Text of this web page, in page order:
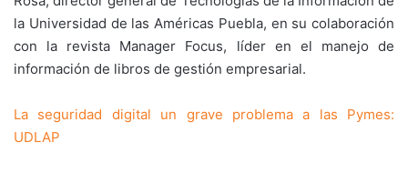
la Universidad de las Américas Puebla, en su colaboración
con la revista Manager Focus, líder en el manejo de
información de libros de gestión empresarial.
La seguridad digital un grave problema a las Pymes:
UDLAP